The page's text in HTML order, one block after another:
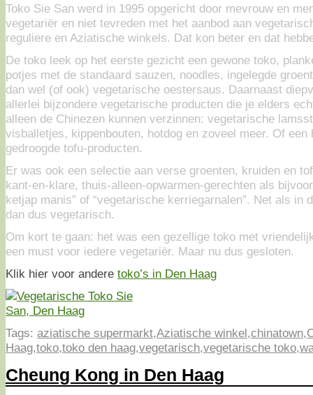
Toko Sie San werd in 1995 opgericht door mevrouw en
vegetariër en niet tevreden met het aanbod aan
reguliere en Aziatische winkels. Dat kon beter en dat
De toko leek op het eerste gezicht een gewone toko,
potjes met de standaard sauzen, noodles, ingelegde
dan wel (of ook) vegetarische oestersaus. Daarnaast
allerlei bijzondere vegetarische producten die je elders
alleen de Chinezen kunnen verzinnen: vegetarische
visballetjes, kippenbouten, hotdog en zoveel meer. Of een
gedroogde tofu-producten.
Er was ook een selectie aan verse groenten, kruiden en
kant-en-klare, thuis-alleen-opwarmen-gerechten als
ketjap manis” of “vegetarische kerriegarnalen”. Net als in
dan dus vegetarisch.
Om kort te gaan: het was een gezellige toko met
een must voor iedere vegetariër. Maar nu dus gesloten.
Klik hier voor andere toko’s in Den Haag
Tags: aziatische supermarkt,Aziatische winkel,chinatown,
Haag,toko,toko den haag,vegetarisch,vegetarische toko,
Cheung Kong in Den Haag